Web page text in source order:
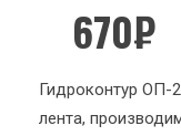
670₽
Гидроконтур ОП-
лента,